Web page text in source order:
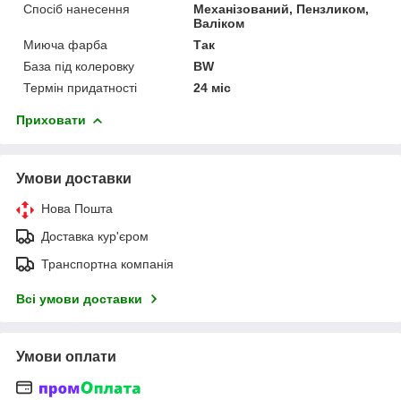
Спосіб нанесення
Механізований, Пензликом,
Валіком
Миюча фарба
Так
База під колеровку
BW
Термін придатності
24 міс
Приховати
Умови доставки
Нова Пошта
Доставка кур'єром
Транспортна компанія
Всі умови доставки
Умови оплати